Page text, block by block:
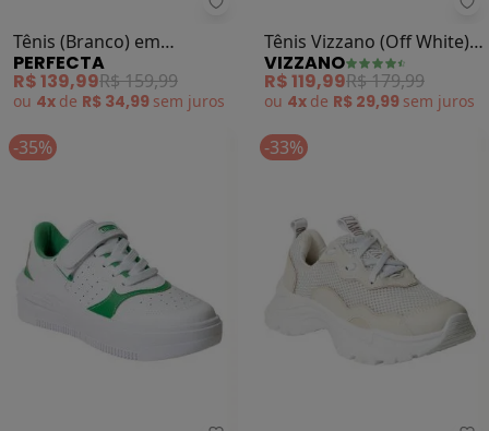
Perfecta - Tênis (Branco) em
Tênis (Branco) em
Sisntético
PERFECTA
R$ 139,99R$ 159,99
ou 4x de R$ 34,99 sem juros
Tênis Vizzano (Off White)
em Sintético
VIZZANO
R$ 119,99R$ 179,99
ou 4x de R$ 29,99 sem juros
-35% -33%